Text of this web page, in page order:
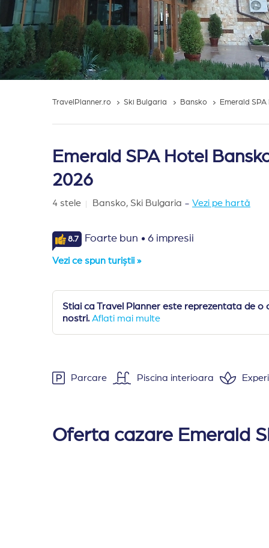
TravelPlanner.ro Ski Bulgaria Bansko Emerald
Emerald SPA Hotel
2026
4 stele Bansko, Ski Bulgaria - Vezi pe hartă
8.7 Foarte bun · 6 impresii
Vezi ce spun turiștii »
Stiai ca Travel Planner este reprezentata de
nostri. Aflati mai multe
Parcare Piscina interioara
: acces internet wireless,
: piscina interioara cu apa minerala,
Oferta cazare Emerald